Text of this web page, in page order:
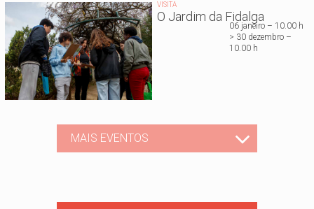
VISITA
O Jardim da Fidalga
06 janeiro – 10.00 h
> 30 dezembro –
10.00 h
MAIS EVENTOS